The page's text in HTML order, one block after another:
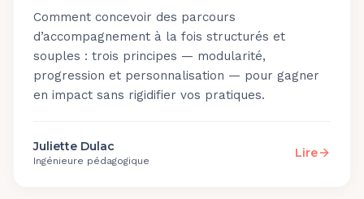
Comment concevoir des parcours
d’accompagnement à la fois structurés et
souples : trois principes — modularité,
progression et personnalisation — pour gagner
en impact sans rigidifier vos pratiques.
Juliette Dulac
Ingénieure pédagogique
Lire